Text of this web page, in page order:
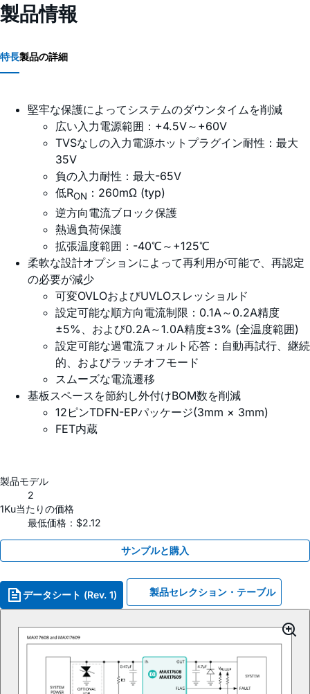
製品情報
特長製品の詳細
堅牢な保護によってシステムのダウンタイムを削減
広い入力電源範囲：+4.5V～+60V
TVSなしの入力電源ホットプラグイン耐性：最大
35V
負の入力耐性：最大-65V
低RON ：260mΩ (typ)
逆方向電流ブロック保護
熱過負荷保護
拡張温度範囲：-40℃～+125℃
柔軟な設計オプションによって再利用が可能で、再認定
の必要が減少
可変OVLOおよびUVLOスレッショルド
設定可能な順方向電流制限：0.1A～0.2A精度
±5%、および0.2A～1.0A精度±3% (全温度範囲)
設定可能な過電流フォルト応答：自動再試行、継続
的、およびラッチオフモード
スムーズな電流遷移
基板スペースを節約し外付けBOM数を削減
12ピンTDFN-EPパッケージ(3mm × 3mm)
FET内蔵
製品モデル
2
1Ku当たりの価格
最低価格：$2.12
サンプルと購入
データシート (Rev. 1) 製品セレクション・テーブル